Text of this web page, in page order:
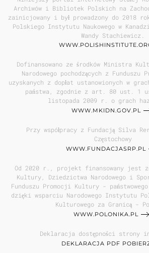
Archiwów i Bibliotek Polskich na
zainicjowany i był prowadzony do 2018
Polskiego Instytutu Naukowego w
Wandy Stachiewicz.
Dofinansowano ze środków Ministra
Narodowego pochodzących z
uzyskanych z dopłat ustanowionych w
państwa, zgodnie z art. 80 ust. 1
listopada 2009 r. o grach
WWW.MKIDN.GOV.PL
Przy współpracy z Fundacją Silva
Częstochowy
WWW.FUNDACJASRP.PL
Od 2020 r., projekt finansowany jest
Kultury, Dziedzictwa Narodowego i
Funduszu Promocji Kultury -
dzięki wsparciu Narodowego Instytutu
Kulturowego za Granicą -
WWW.POLONIKA.PL
Deklaracja dostępności strony
DEKLARACJA PDF